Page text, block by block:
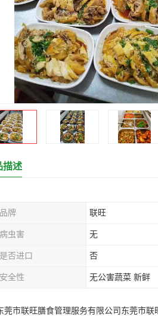
描述
品牌 联旺
病虫害 无
是否进口 否
安全性 无公害蔬菜 新鲜
莞市联旺膳食管理服务有限公司东莞市